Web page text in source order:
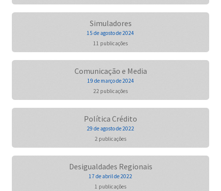
Simuladores
15 de agosto de 2024
11 publicações
Comunicação e Media
19 de março de 2024
22 publicações
Política Crédito
29 de agosto de 2022
2 publicações
Desigualdades Regionais
17 de abril de 2022
1 publicações